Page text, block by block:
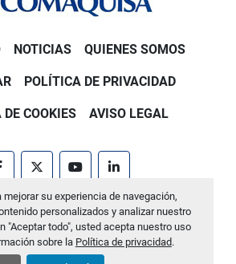
su experiencia de navegación,
personalizados y analizar nuestro
"Aceptar todo", usted acepta nuestro uso
sobre la Política de privacidad.
NOTICIAS QUIENES SOMOS
POLÍTICA DE PRIVACIDAD
COOKIES AVISO LEGAL
twitter youtubelinkedin
sitio web deMachinio
Administrar cookies